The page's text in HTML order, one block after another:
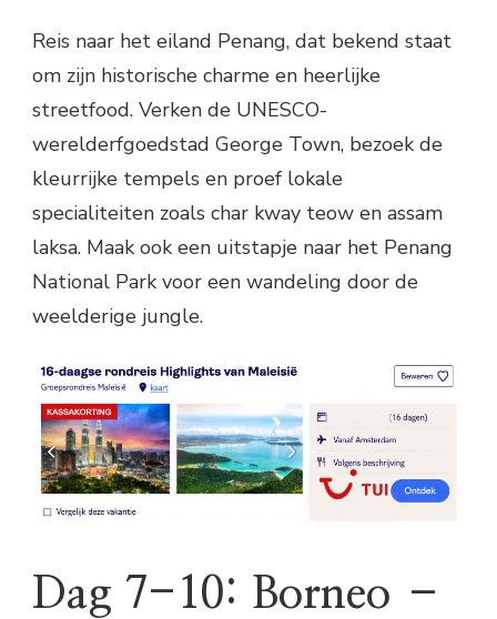
Reis naar het eiland Penang, dat bekend staat
om zijn historische charme en heerlijke
streetfood. Verken de UNESCO-
werelderfgoedstad George Town, bezoek de
kleurrijke tempels en proef lokale
specialiteiten zoals char kway teow en assam
laksa. Maak ook een uitstapje naar het Penang
National Park voor een wandeling door de
weelderige jungle.
Dag 7-10: Borneo –